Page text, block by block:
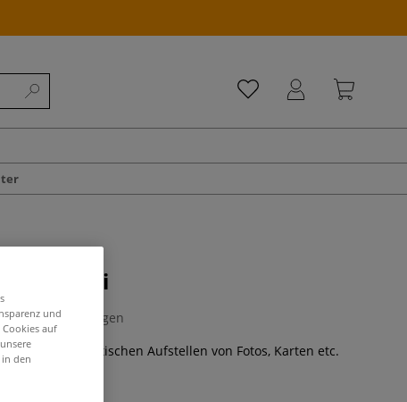
0 Bewertungen
zum praktischen Aufstellen von Fotos, Karten etc.
und
Cookies auf
den